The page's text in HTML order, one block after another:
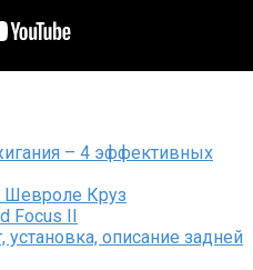
– 4 эффективных
Шевроле Круз
Focus II
описание задней